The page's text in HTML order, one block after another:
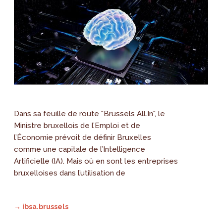
Dans sa feuille de route "Brussels All.In", le
Ministre bruxellois de l’Emploi et de
l’Économie prévoit de définir Bruxelles
comme une capitale de l’Intelligence
Artificielle (IA). Mais où en sont les entreprises
bruxelloises dans l’utilisation de
→ ibsa.brussels